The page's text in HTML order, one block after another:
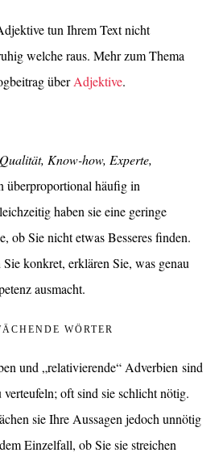
tun Ihrem Text nicht
welche raus. Mehr zum Thema
überAdjektive.
Qualität, Know-how, Experte,
überproportional häufig in
haben sie eine geringe
ob Sie nicht etwas Besseres finden.
konkret, erklären Sie, was genau
ausmacht.
WÖRTER
und „relativierende“ Adverbien sind
verteufeln; oft sind sie schlicht nötig.
sie Ihre Aussagen jedoch unnötig
Einzelfall, ob Sie sie streichen